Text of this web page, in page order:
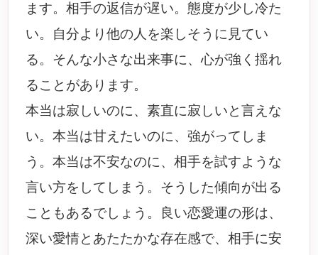
ます。相手の返信が遅い。態度が少し冷た
い。自分より他の人を楽しそうに見てい
る。そんな小さな出来事に、心が強く揺れ
ることがあります。
本当は寂しいのに、素直に寂しいと言えな
い。本当は甘えたいのに、強がってしま
う。本当は不安なのに、相手を試すような
言い方をしてしまう。そうした傾向が出る
こともあるでしょう。良い恋愛運の形は、
深い愛情とあたたかな存在感で、相手に安